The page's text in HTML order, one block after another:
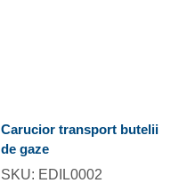
Carucior transport butelii
de gaze
SKU: EDIL0002